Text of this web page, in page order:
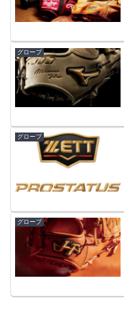
グローブ
グローブ
グローブ